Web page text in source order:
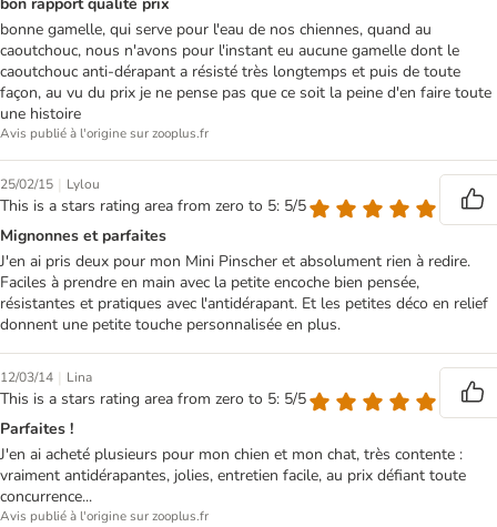
bonne gamelle, qui serve pour l'eau de nos chiennes, quand au
caoutchouc, nous n'avons pour l'instant eu aucune gamelle dont le
caoutchouc anti-dérapant a résisté très longtemps et puis de toute
façon, au vu du prix je ne pense pas que ce soit la peine d'en faire toute
une histoire
Avis publié à l'origine sur zooplus.fr
25/02/15 | Lylou
This is a stars rating area from zero to 5: 5/5
Mignonnes et parfaites
J'en ai pris deux pour mon Mini Pinscher et absolument rien à redire.
Faciles à prendre en main avec la petite encoche bien pensée,
résistantes et pratiques avec l'antidérapant. Et les petites déco en relief
donnent une petite touche personnalisée en plus.
12/03/14 | Lina
This is a stars rating area from zero to 5: 5/5
Parfaites !
J'en ai acheté plusieurs pour mon chien et mon chat, très contente :
vraiment antidérapantes, jolies, entretien facile, au prix défiant toute
concurrence...
Avis publié à l'origine sur zooplus.fr